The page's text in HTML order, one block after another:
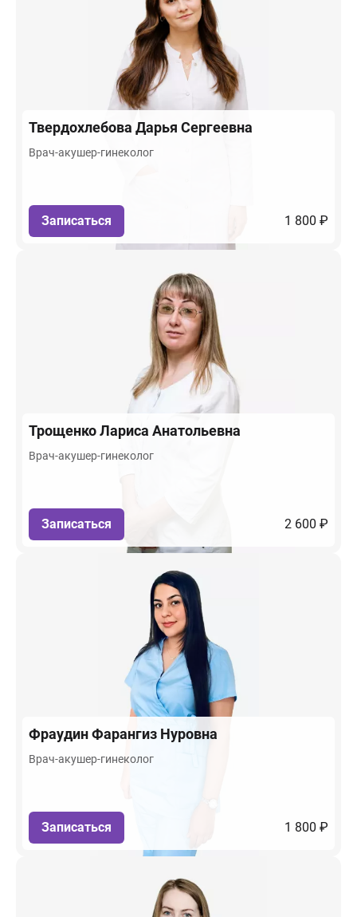
Твердохлебова Дарья Сергеевна
Врач-акушер-гинеколог
Записаться 1 800 ₽
ТрощенкоЛариса Анатольевна
Врач-акушер-гинеколог
Записаться 2 600 ₽
ФраудинФарангиз Нуровна
Врач-акушер-гинеколог
Записаться 1 800 ₽